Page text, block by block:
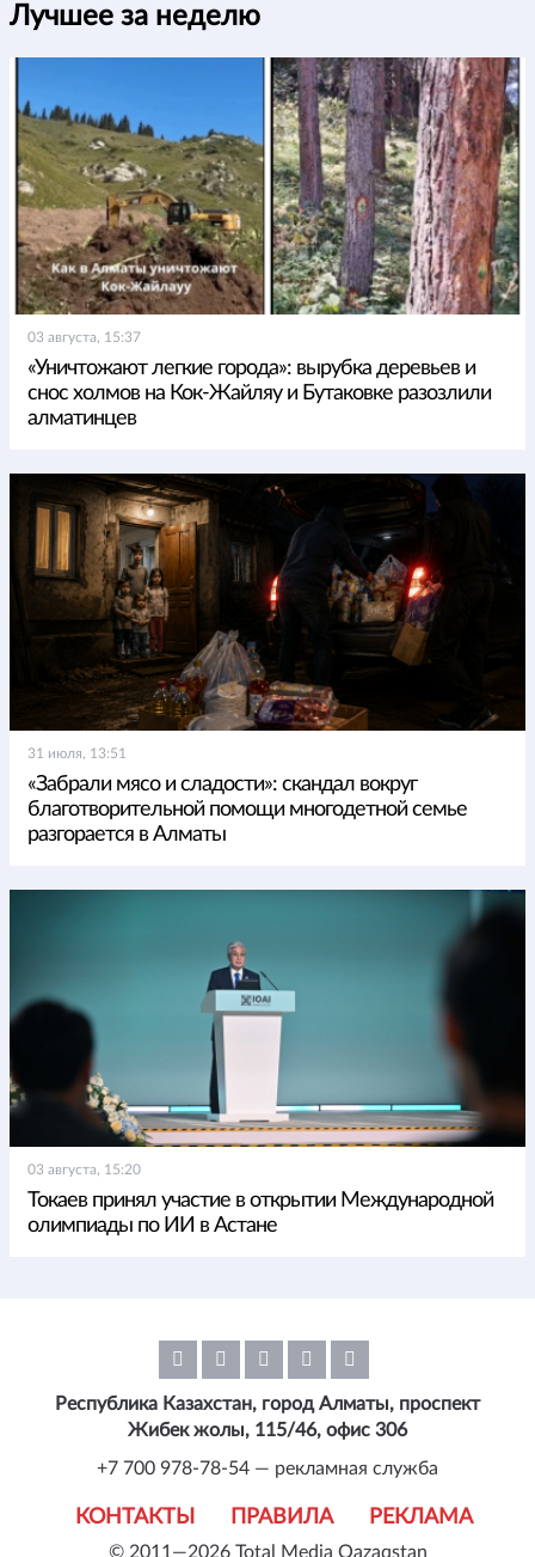
Лучшее за неделю
03 августа, 15:37
«Уничтожают легкие города»: вырубка деревьев и
снос холмов на Кок-Жайляу и Бутаковке разозлили
алматинцев
31 июля, 13:51
«Забрали мясо и сладости»: скандал вокруг
благотворительной помощи многодетной семье
разгорается в Алматы
03 августа, 15:20
Токаев принял участие в открытии Международной
олимпиады по ИИ в Астане
© 2011—2026 Total Media Qazaqstan
КОНТАКТЫ ПРАВИЛА РЕКЛАМА
Республика Казахстан, город Алматы, проспект
Жибек жолы, 115/46, офис 306
+7 700 978-78-54 — рекламная служба